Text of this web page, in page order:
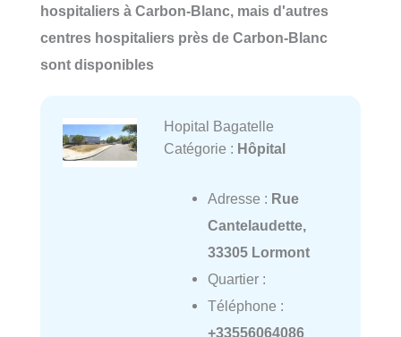
hospitaliers à Carbon-Blanc, mais d'autres
centres hospitaliers près de Carbon-Blanc
sont disponibles
Hopital Bagatelle
Catégorie : Hôpital
Adresse : Rue
Cantelaudette,
33305 Lormont
Quartier :
Téléphone :
+33556064086